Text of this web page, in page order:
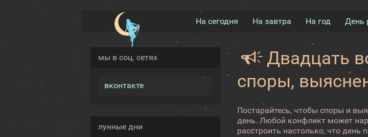
На сегодня На завтра На год День
мы в соц. сетях
вконтакте
лунные дни
Двадцать
споры,
Постарайтесь, чтобы споры и
день. Любой конфликт может
расстроить настолько, что день